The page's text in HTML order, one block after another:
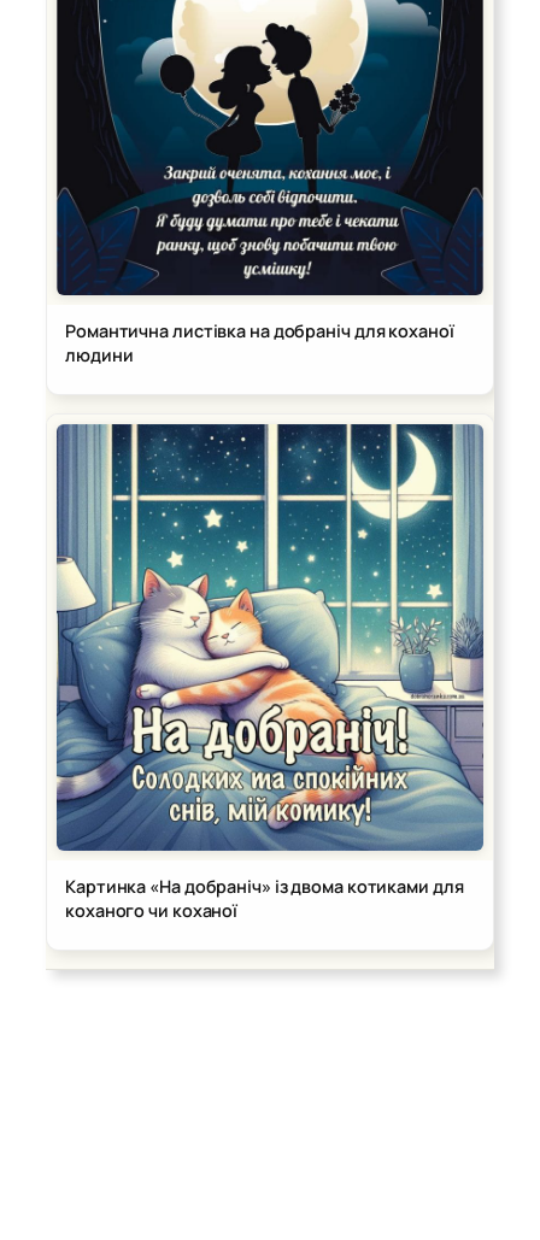
Романтична листівка на добраніч для коханої
людини
Картинка «На добраніч» із двома котиками для
коханого чи коханої